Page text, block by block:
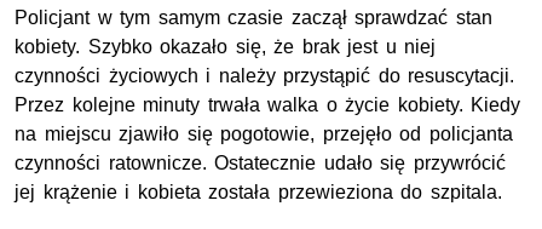
Policjant w tym samym czasie zaczął sprawdzać stan
kobiety. Szybko okazało się, że brak jest u niej
czynności życiowych i należy przystąpić do resuscytacji.
Przez kolejne minuty trwała walka o życie kobiety. Kiedy
na miejscu zjawiło się pogotowie, przejęło od policjanta
czynności ratownicze. Ostatecznie udało się przywrócić
jej krążenie i kobieta została przewieziona do szpitala.